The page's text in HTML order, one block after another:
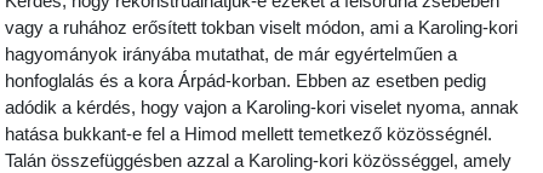
vagy a ruhához erősített tokban viselt módon, ami a Karoling-kori
hagyományok irányába mutathat, de már egyértelműen a
honfoglalás és a kora Árpád-korban. Ebben az esetben pedig
adódik a kérdés, hogy vajon a Karoling-kori viselet nyoma, annak
hatása bukkant-e fel a Himod mellett temetkező közösségnél.
Talán összefüggésben azzal a Karoling-kori közösséggel, amely